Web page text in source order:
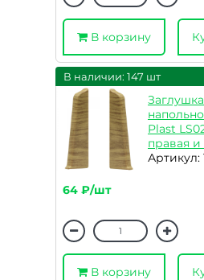
В корзину
В наличии: 147 шт
Plast
правая и
Артикул:
64 ₽/шт
В корзину